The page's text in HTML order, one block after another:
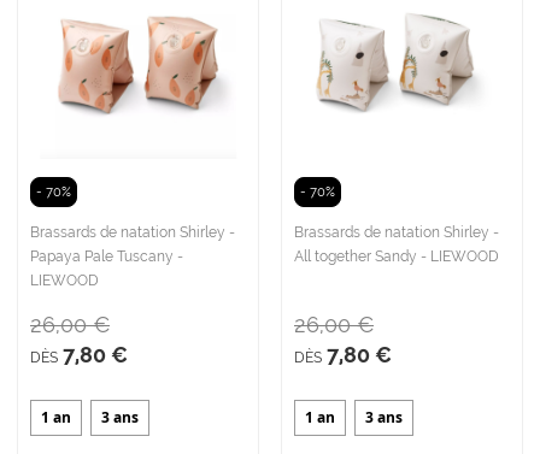
- 70%
Brassards de natation Shirley -
Papaya Pale Tuscany -
LIEWOOD
DÈS 7,80 €
26,00 €
1 an 3 ans
- 70%
Brassards de natation Shirley -
All together Sandy - LIEWOOD
DÈS 7,80 €
26,00 €
1 an 3 ans